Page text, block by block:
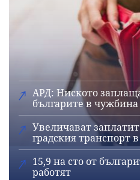
АРД: Ниското
българите в чужбина
Увеличават
градския транспорт
15,9 на сто от
работят